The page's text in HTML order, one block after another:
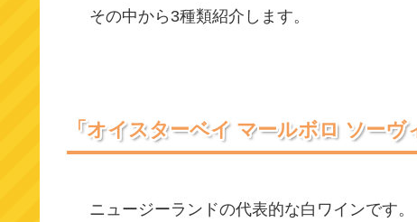
その中から3種類紹介します。
「オイスターベイ マールボロ ソーヴ
ニュージーランドの代表的な白ワインです。